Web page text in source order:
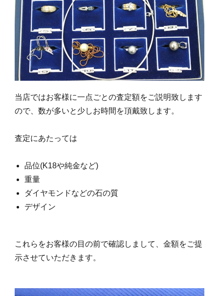
当店ではお客様に一点ごとの査定額をご説明致します
ので、数が多いと少しお時間を頂戴致します。
査定にあたっては
品位(K18や純金など)
重量
ダイヤモンドなどの石の質
デザイン
これらをお客様の目の前で確認しまして、金額をご提
示させていただきます。